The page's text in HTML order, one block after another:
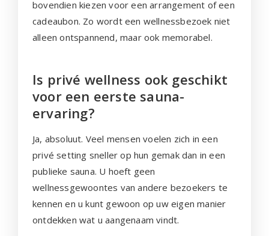
bovendien kiezen voor een arrangement of een
cadeaubon. Zo wordt een wellnessbezoek niet
alleen ontspannend, maar ook memorabel.
Is privé wellness ook geschikt
voor een eerste sauna-
ervaring?
Ja, absoluut. Veel mensen voelen zich in een
privé setting sneller op hun gemak dan in een
publieke sauna. U hoeft geen
wellnessgewoontes van andere bezoekers te
kennen en u kunt gewoon op uw eigen manier
ontdekken wat u aangenaam vindt.